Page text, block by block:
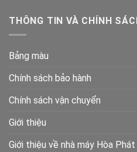
THÔNG TIN VÀ CHÍNH
Bảng màu
Chính sách bảo hành
Chính sách vận chuyển
Giới thiệu
Giới thiệu về nhà máy Hòa Phát